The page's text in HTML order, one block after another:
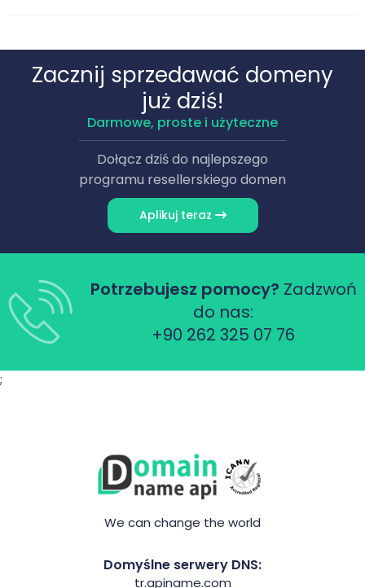
Zacznij sprzedawać domeny
już dziś!
Darmowe, proste i użyteczne
Dołącz dziś do najlepszego
programu resellerskiego domen
Aplikuj teraz
Potrzebujesz pomocy? Zadzwoń
do nas:
+90 262 325 07 76
;
We can change the world
Domyślne serwery DNS:
tr.apiname.com